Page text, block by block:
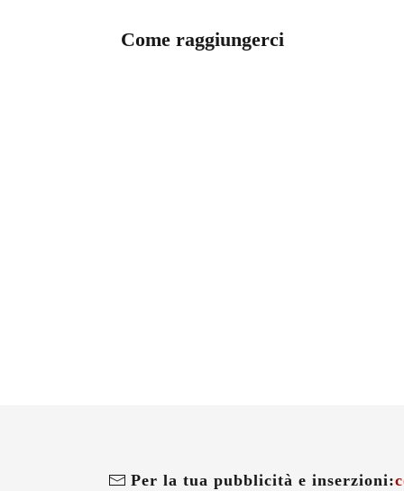
Come raggiungerci
Per la tua pubblicità e inserzioni: